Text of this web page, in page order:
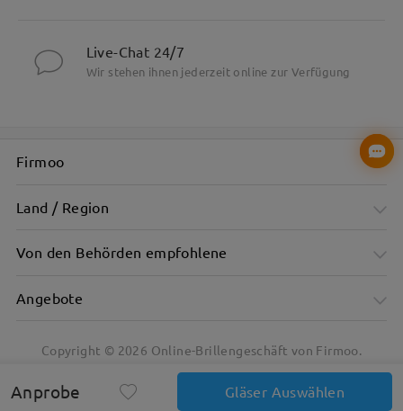
Anprobe Gläser Auswählen
Live-Chat 24/7
Wir stehen ihnen jederzeit online zur Verfügung
Firmoo
Land / Region
Von den Behörden empfohlene
Angebote
Copyright © 2026 Online-Brillengeschäft von Firmoo.